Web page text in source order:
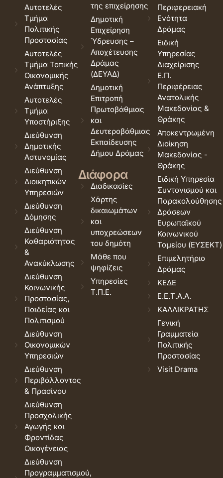
Αυτοτελές
Τμήμα
Πολιτικής
Προστασίας
Αυτοτελές
Τμήμα Τοπικής
Οικονομικής
Ανάπτυξης
Αυτοτελές
Τμήμα
Υποστήριξης
Διεύθυνση
Δημοτικής
Αστυνομίας
Διεύθυνση
Διοικητικών
Υπηρεσιών
Διεύθυνση
Δόμησης
Διεύθυνση
Καθαριότητας
&
Ανακύκλωσης
Διεύθυνση
Κοινωνικής
Προστασίας,
Παιδείας και
Πολιτισμού
Διεύθυνση
Οικονομικών
Υπηρεσιών
Διεύθυνση
Περιβάλλοντος
& Πρασίνου
Διεύθυνση
Προσχολικής
Αγωγής και
Φροντίδας
Οικογένειας
Διεύθυνση
Προγραμματισμού,
της επιχείρησης
Δημοτική
Επιχείρηση
Ύδρευσης –
Αποχέτευσης
Δράμας
(ΔΕΥΑΔ)
Δημοτική
Επιτροπή
Πρωτοβάθμιας
και
Δευτεροβάθμιας
Εκπαίδευσης
Δήμου Δράμας
Διάφορα
Διαδικασίες
Χάρτης
δικαιωμάτων
και
υποχρεώσεων
του δημότη
Μάθε που
ψηφίζεις
Υπηρεσίες
Τ.Π.Ε.
Περιφερειακή
Ενότητα
Δράμας
Ειδική
Υπηρεσίας
Διαχείρισης
Ε.Π.
Περιφέρειας
Ανατολικής
Μακεδονίας &
Θράκης
Αποκεντρωμένη
Διοίκηση
Μακεδονίας -
Θράκης
Ειδική Υπηρεσία
Συντονισμού και
Παρακολούθησης
Δράσεων
Ευρωπαϊκού
Κοινωνικού
Ταμείου (ΕΥΣΕΚΤ)
Επιμελητήριο
Δράμας
ΚΕΔΕ
Ε.Ε.Τ.Α.Α.
ΚΑΛΛΙΚΡΑΤΗΣ
Γενική
Γραμματεία
Πολιτικής
Προστασίας
Visit Drama